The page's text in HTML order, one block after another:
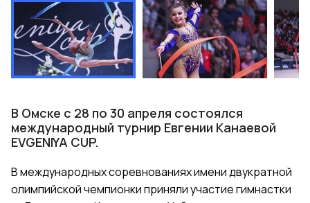
В Омске с 28 по 30 апреля состоялся
международный турнир Евгении Канаевой
EVGENIYA CUP.
В международных соревнованиях имени двукратной
олимпийской чемпионки приняли участие гимнастки